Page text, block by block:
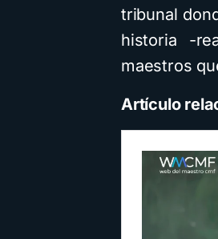
tribunal
historia -
maestros
Artículo